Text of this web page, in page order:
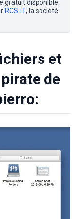
gratuit disponible.
RCS LT, la société
et
de